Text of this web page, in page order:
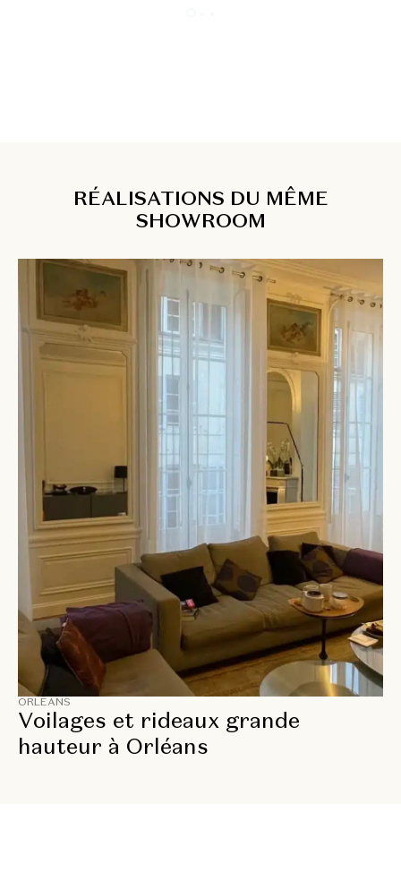
RÉALISATIONS DU MÊME
SHOWROOM
ORLÉANS
Voilages et rideaux grande
hauteur à Orléans